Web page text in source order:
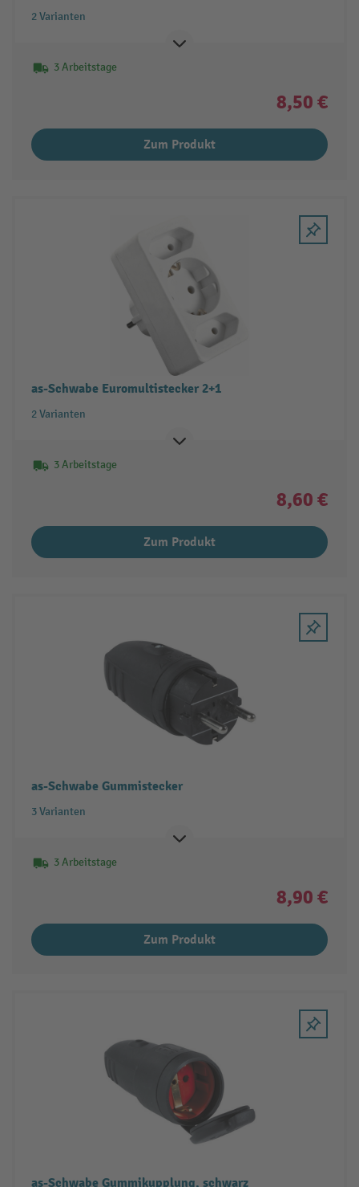
2 Varianten
3 Arbeitstage
8,50 €
Zum Produkt
as-Schwabe Euromultistecker 2+1
2 Varianten
3 Arbeitstage
8,60 €
Zum Produkt
as-Schwabe Gummistecker
3 Varianten
3 Arbeitstage
8,90 €
Zum Produkt
as-Schwabe Gummikupplung, schwarz